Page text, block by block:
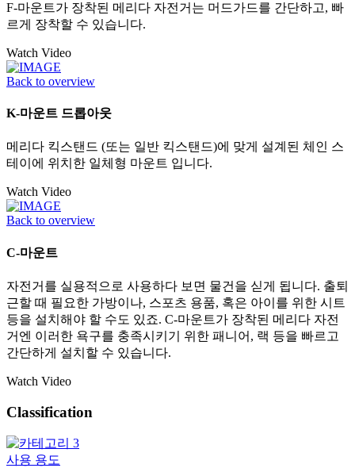
F-마운트가 장착된 메리다 자전거는 머드가드를 간단하고, 빠
르게 장착할 수 있습니다.
Watch Video
Back to overview
K-마운트 드롭아웃
메리다 킥스탠드 (또는 일반 킥스탠드)에 맞게 설계된 체인 스
테이에 위치한 일체형 마운트 입니다.
Watch Video
Back to overview
C-마운트
자전거를 실용적으로 사용하다 보면 물건을 싣게 됩니다. 출퇴
근할 때 필요한 가방이나, 스포츠 용품, 혹은 아이를 위한 시트
등을 설치해야 할 수도 있죠. C-마운트가 장착된 메리다 자전
거엔 이러한 욕구를 충족시키기 위한 패니어, 랙 등을 빠르고
간단하게 설치할 수 있습니다.
Watch Video
Classification
사용 용도